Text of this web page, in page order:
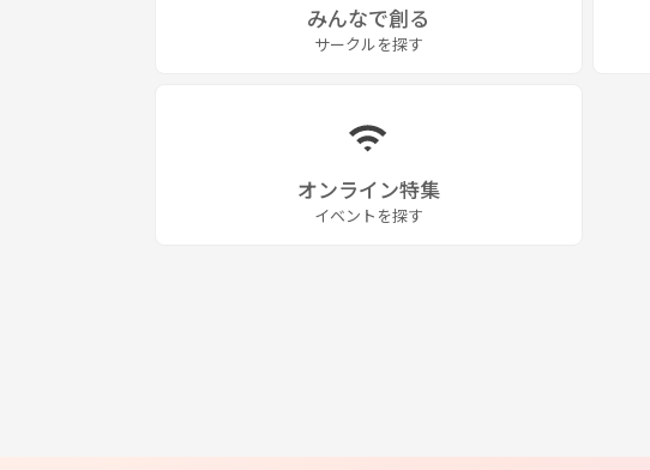
みんなで創る
サークルを探す
オンライン特集
イベントを探す